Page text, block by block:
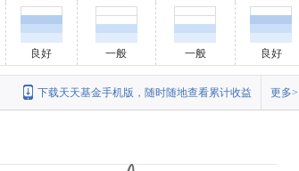
良好 一般 一般 良好
更多>
下载天天基金手机版，随时随地查看累计收益